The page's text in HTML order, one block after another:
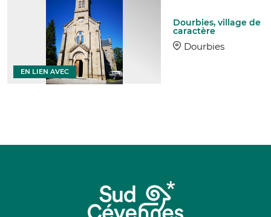
Dourbies, village de
caractère
Dourbies
EN LIEN AVEC